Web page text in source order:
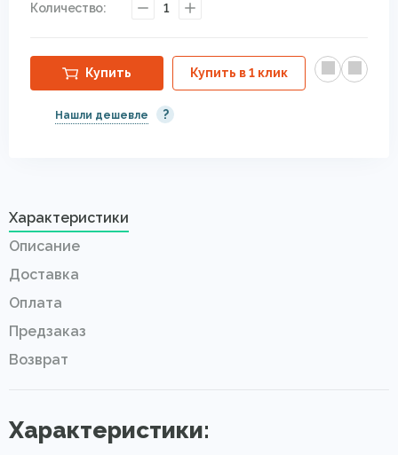
Количество: 1
Купить Купить в 1 клик
Нашли дешевле ?
Характеристики
Описание
Доставка
Оплата
Предзаказ
Возврат
Характеристики: